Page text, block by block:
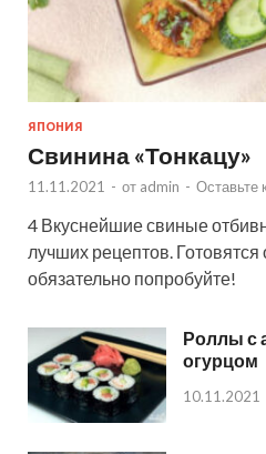
ЯПОНИЯ
Свинина «Тонкацу»
11.11.2021 - от admin - Оставьте
4 Вкуснейшие свиные
лучших рецептов. Готовятся
обязательно попробуйте!
Роллы с
огурцом
10.11.2021